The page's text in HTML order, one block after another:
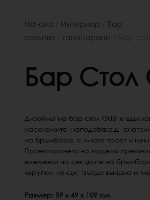
Начало / Интериор / Бар
столове / тапицирани / Бар
Бар Стол
Дизайнът на бар стол GUBI е
насекомите, наподобяващ
на бръмбара, с много прост и
Проектирането на модела
елементи на секциите на
черупки, конци, твърда външна и
Размер: 59 x 49 x 109 см